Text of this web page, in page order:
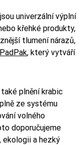
univerzální výplní
křehké produkty,
tlumení nárazů,
PadPak, který vytváří
plnění krabic
ze systému
volného
doporučujeme
ekologii a hezký